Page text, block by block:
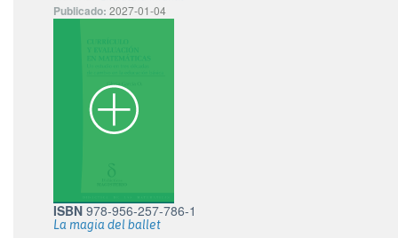
Publicado: 2027-01-04
ISBN 978-956-257-786-1
La magia del ballet